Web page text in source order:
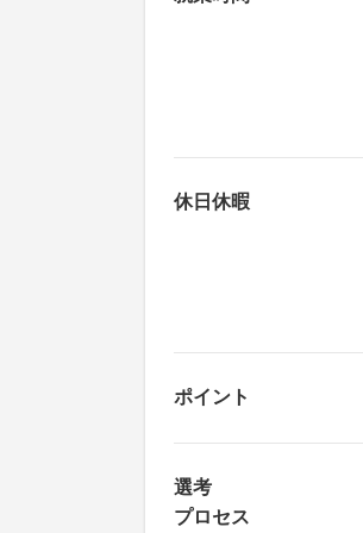
休日休暇
ポイント
選考
プロセス